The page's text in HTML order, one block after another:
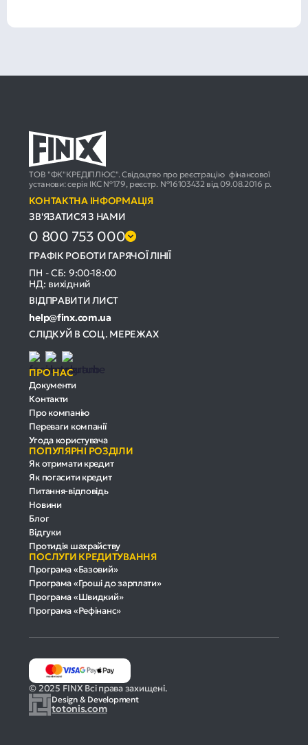
ТОВ "ФК"КРЕДІПЛЮС". Свідоцтво про реєстрацію фінансової
установи: серія ІКС №179, реєстр. №16103432 від 09.08.2016 р.
КОНТАКТНА ІНФОРМАЦІЯ
ЗВ'ЯЗАТИСЯ З НАМИ
0 800 753 000
ГРАФІК РОБОТИ ГАРЯЧОЇ ЛІНІЇ
ПН - СБ: 9:00-18:00
НД: вихідний
ВІДПРАВИТИ ЛИСТ
help@finx.com.ua
СЛІДКУЙ В СОЦ. МЕРЕЖАХ
ПРО НАС
Документи
Контакти
Про компанію
Переваги компанії
Угода користувача
ПОПУЛЯРНІ РОЗДІЛИ
Як отримати кредит
Як погасити кредит
Питання-відповідь
Новини
Блог
Відгуки
Протидія шахрайству
ПОСЛУГИ КРЕДИТУВАННЯ
Програма «Базовий»
Програма «Гроші до зарплати»
Програма «Швидкий»
Програма «Рефінанс»
Design & Development
totonis.com
© 2025 FINX Всі права захищені.